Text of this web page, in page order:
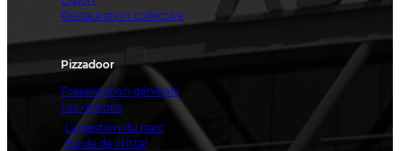
Restauration collective
Pizzadoor
Présentation générale
Les options
La gestion du parc
Boule de cristal